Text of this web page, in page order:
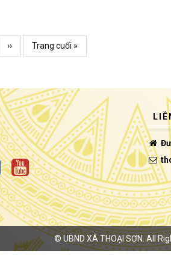
Trang
kế
››
Trang
cuối
Trang cuối »
©UBND XÃ THOẠI SƠN.All